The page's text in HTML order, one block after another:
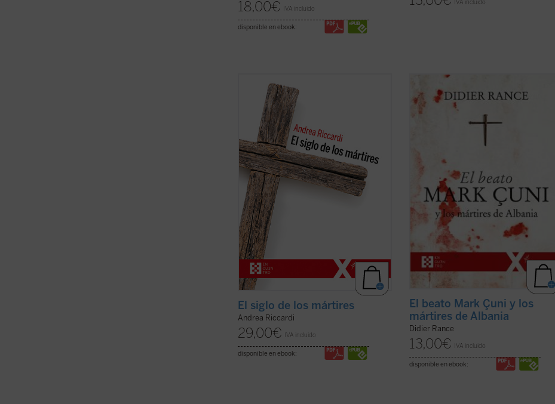
18,00€ IVA incluido
disponible en ebook:
IVA incluido
El siglo XX produjo las declaraciones de
los derechos humanos, pero también
centenares de millones de víctimas
masacradas en genocidios, guerras
civiles y mundiales, deportaciones,
aniquilaciones de etnias, clases y grupos
religiosos o ...(ver ficha)
El siglo de los mártires
Andrea Riccardi
29,00€ IVA incluido
disponible en ebook:
En la Albania comunista tuvo lugar la
mayor persecución de la Iglesia católica
en el siglo XX. «Nunca antes había
conocido la historia algo como lo
experiencia de muerte y resurrección --
El beato Mark Çuni y los
mártires de Albania
Didier Rance
13,00€ IVA incluido
disponible en ebook: